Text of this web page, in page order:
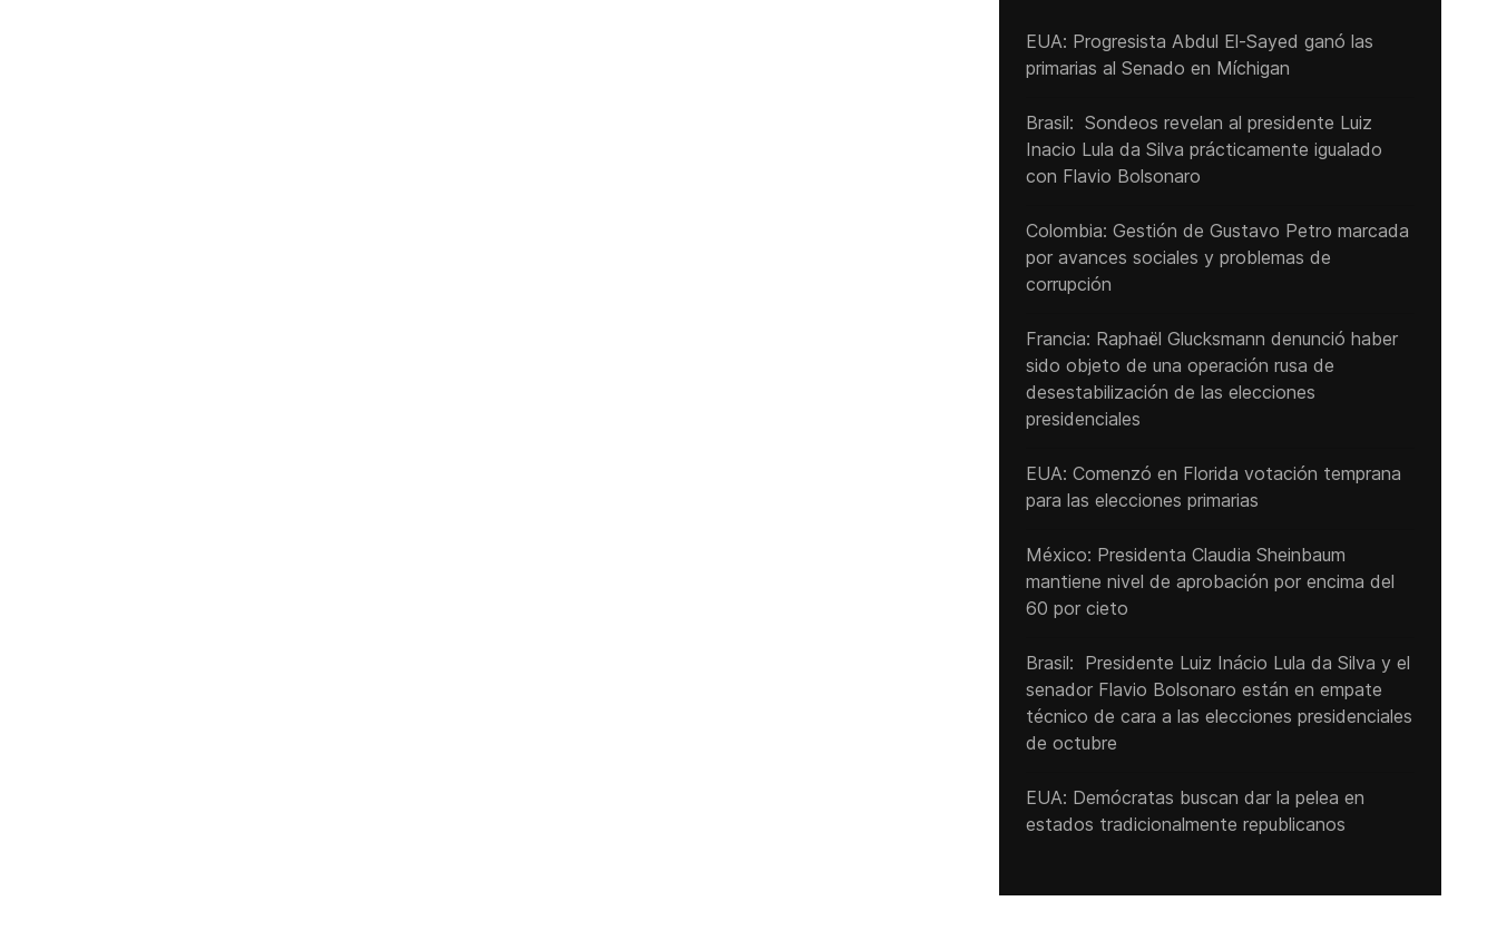
EUA: Progresista Abdul El-Sayed ganó las
primarias al Senado ‌en Míchigan
Brasil: Sondeos revelan al presidente Luiz
Inacio Lula da Silva prácticamente igualado
con Flavio Bolsonaro
Colombia: Gestión de Gustavo Petro marcada
por avances sociales y problemas de
corrupción
Francia: Raphaël Glucksmann denunció haber
sido objeto de una operación rusa de
desestabilización de las elecciones
presidenciales
EUA: Comenzó en Florida votación temprana
para las elecciones primarias
México: Presidenta Claudia Sheinbaum
mantiene nivel de aprobación por encima del
60 por cieto
Brasil: Presidente Luiz Inácio Lula da Silva y el
senador Flavio ‌Bolsonaro están en empate
técnico de cara a las ‌elecciones presidenciales
de octubre
EUA: Demócratas buscan dar la pelea en
estados tradicionalmente republicanos